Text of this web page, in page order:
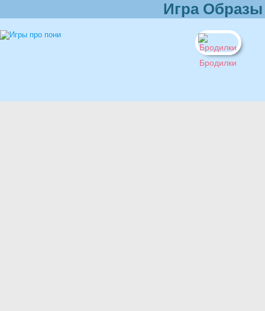
Игра
Бродилки